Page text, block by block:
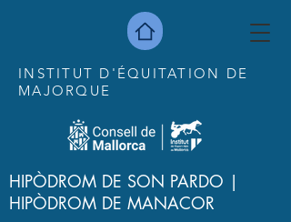
INSTITUT D'ÉQUITATION DE
MAJORQUE
HIPÒDROM DE SON PARDO |
HIPÒDROM DE MANACOR